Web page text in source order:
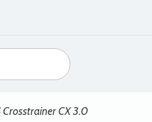
Crosstrainer CX 3.0